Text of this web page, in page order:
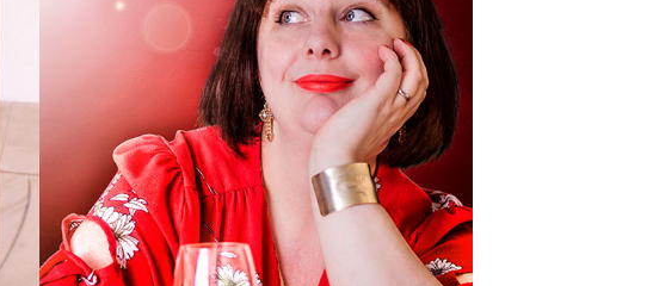
Sandrine Goeyvaerts rend
visibles les femmes de la vigne
Elles s'engagent